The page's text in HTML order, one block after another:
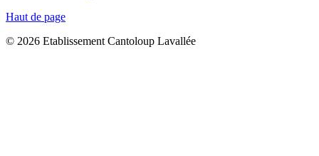
Haut de page
© 2026 Etablissement Cantoloup Lavallée